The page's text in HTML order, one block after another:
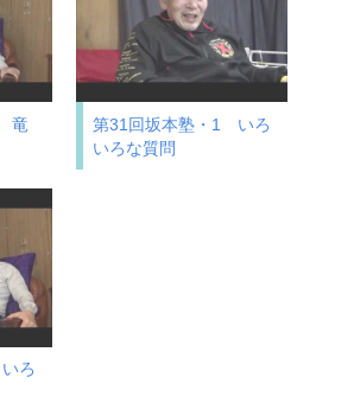
竜
第31回坂本塾・1 いろ
いろな質問
ろ